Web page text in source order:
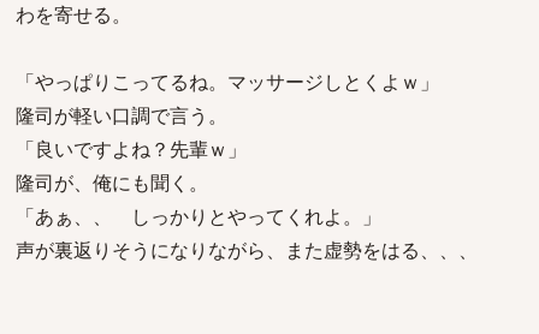
わを寄せる。
「やっぱりこってるね。マッサージしとくよｗ」
隆司が軽い口調で言う。
「良いですよね？先輩ｗ」
隆司が、俺にも聞く。
「あぁ、、 しっかりとやってくれよ。」
声が裏返りそうになりながら、また虚勢をはる、、、